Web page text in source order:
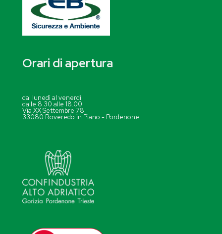
Orari di apertura
dal lunedì al venerdì
dalle 8.30 alle 18.00
Via XX Settembre 78
33080 Roveredo in Piano - Pordenone